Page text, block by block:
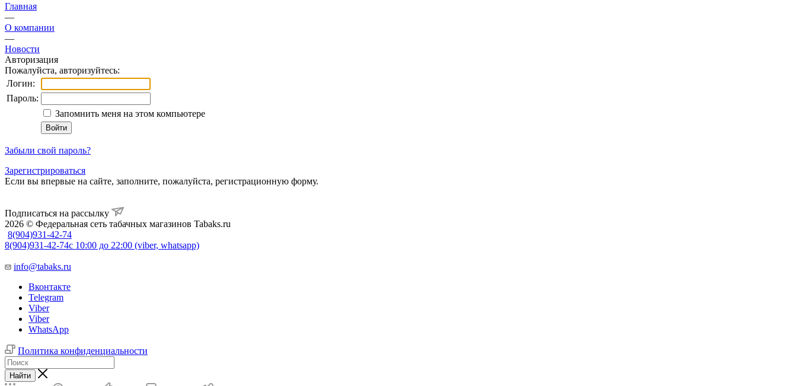
Главная
—
О компании
—
Новости
Авторизация
Пожалуйста, авторизуйтесь:
Логин:
Пароль:
Запомнить меня на этом компьютере
Забыли свой пароль?
Зарегистрироваться
Если вы впервые на сайте, заполните, пожалуйста, регистрационную форму.
Подписаться на рассылку
2026 © Федеральная сеть табачных магазинов Tabaks.ru
8(904)931-42-74
8(904)931-42-74с 10:00 до 22:00 (viber, whatsapp)
info@tabaks.ru
Вконтакте
Telegram
Viber
Viber
WhatsApp
Политика конфиденциальности
Найти